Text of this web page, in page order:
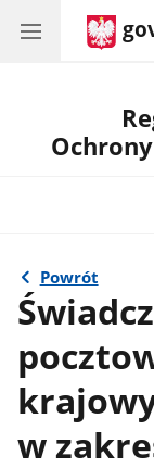
Powrót
w